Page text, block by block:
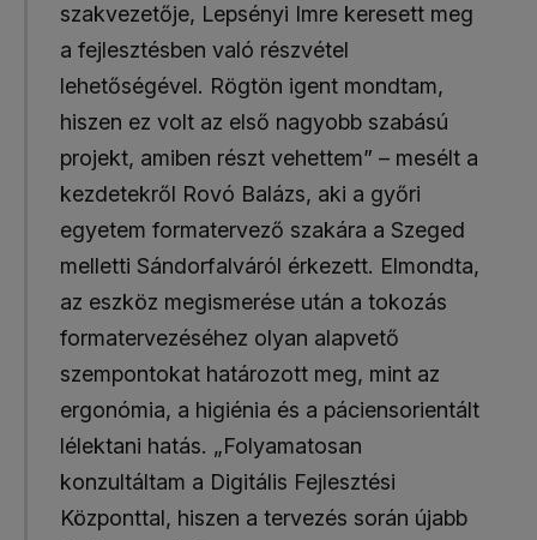
szakvezetője, Lepsényi Imre keresett meg
a fejlesztésben való részvétel
lehetőségével. Rögtön igent mondtam,
hiszen ez volt az első nagyobb szabású
projekt, amiben részt vehettem” – mesélt a
kezdetekről Rovó Balázs, aki a győri
egyetem formatervező szakára a Szeged
melletti Sándorfalváról érkezett. Elmondta,
az eszköz megismerése után a tokozás
formatervezéséhez olyan alapvető
szempontokat határozott meg, mint az
ergonómia, a higiénia és a páciensorientált
lélektani hatás. „Folyamatosan
konzultáltam a Digitális Fejlesztési
Központtal, hiszen a tervezés során újabb